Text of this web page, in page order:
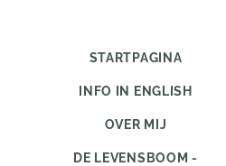
STARTPAGINA
INFO IN ENGLISH
OVER MIJ
DE LEVENSBOOM -